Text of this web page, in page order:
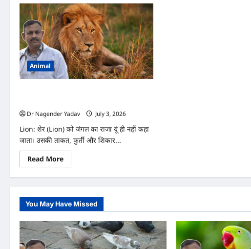
Animal
Dr Nagender Yadav
July 3, 2026
Lion: शेर (Lion) को जंगल का राजा यूं ही नहीं कहा
जाता। उसकी ताकत, फुर्ती और शिकार...
Read MoreRead
more
Lion:
आंखें
रात
में
इतनी
तेज
कैसे
देख
You May Have Missed